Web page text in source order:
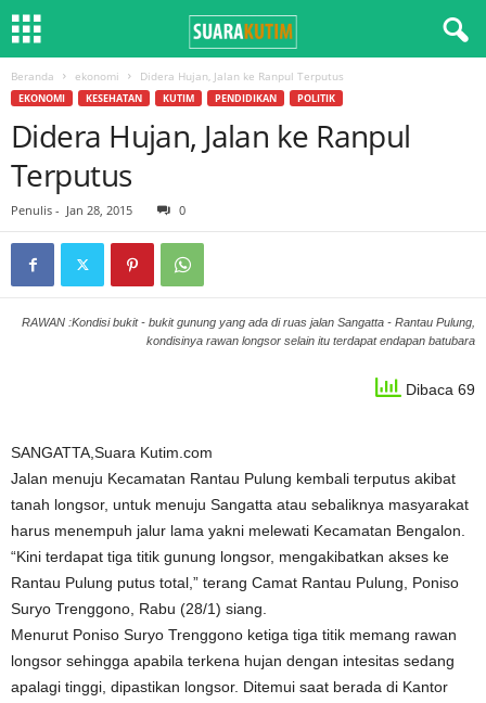
Beranda ekonomi Didera Hujan, Jalan ke Ranpul Terputus
EKONOMI KESEHATAN KUTIM PENDIDIKAN POLITIK
Didera Hujan, Jalan ke Ranpul
Terputus
Penulis - Jan 28, 2015 0
RAWAN :Kondisi bukit - bukit gunung yang ada di ruas jalan Sangatta - Rantau Pulung,
kondisinya rawan longsor selain itu terdapat endapan batubara
Dibaca 69
SANGATTA,Suara Kutim.com
Jalan menuju Kecamatan Rantau Pulung kembali terputus akibat
tanah longsor, untuk menuju Sangatta atau sebaliknya masyarakat
harus menempuh jalur lama yakni melewati Kecamatan Bengalon.
“Kini terdapat tiga titik gunung longsor, mengakibatkan akses ke
Rantau Pulung putus total,” terang Camat Rantau Pulung, Poniso
Suryo Trenggono, Rabu (28/1) siang.
Menurut Poniso Suryo Trenggono ketiga tiga titik memang rawan
longsor sehingga apabila terkena hujan dengan intesitas sedang
apalagi tinggi, dipastikan longsor. Ditemui saat berada di Kantor